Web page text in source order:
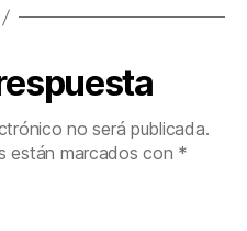
no será publicada.
están marcados con *